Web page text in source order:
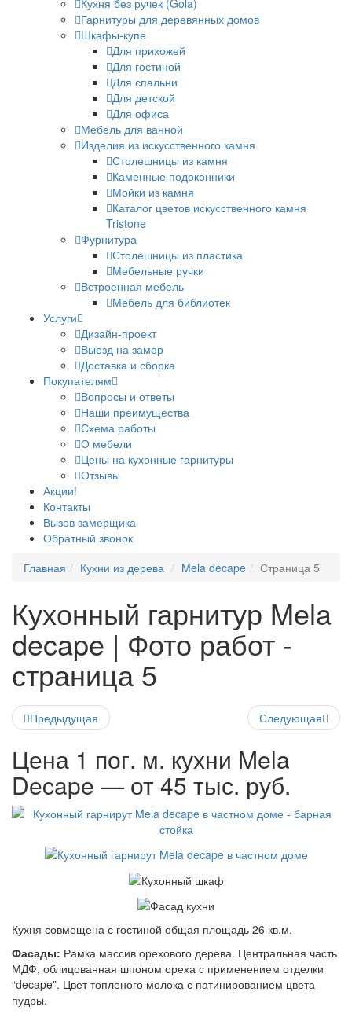
Кухня без ручек (Gola)
Гарнитуры для деревянных домов
Шкафы-купе
Для прихожей
Для гостиной
Для спальни
Для детской
Для офиса
Мебель для ванной
Изделия из искусственного камня
Столешницы из камня
Каменные подоконники
Мойки из камня
Каталог цветов искусственного камня
Tristone
Фурнитура
Столешницы из пластика
Мебельные ручки
Встроенная мебель
Мебель для библиотек
Услуги
Дизайн-проект
Выезд на замер
Доставка и сборка
Покупателям
Вопросы и ответы
Наши преимущества
Схема работы
О мебели
Цены на кухонные гарнитуры
Отзывы
Акции!
Контакты
Вызов замерщика
Обратный звонок
Главная
Кухни из дерева Mela decape Страница 5
Кухонный гарнитур Mela
decape | Фото работ -
страница 5
Предыдущая Следующая
Цена 1 пог. м. кухни Mela
Decape — от 45 тыс. руб.
Кухня совмещена с гостиной общая площадь 26 кв.м.
Фасады: Рамка массив орехового дерева. Центральная часть
МДФ, облицованная шпоном ореха с применением отделки
“decape”. Цвет топленого молока с патинированием цвета
пудры.